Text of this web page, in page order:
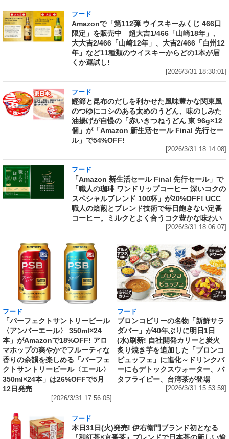
フード
Amazonで「第112弾 ウイスキーみくじ 466口
限定」を販売中 超大吉1/466「山崎18年」、
大大吉2/466「山崎12年」、大吉2/466「白州12
年」など11種類のウイスキーからどの1本が届
くか運試し!
[2026/3/31 18:30:01]
フード
鰹節と昆布のだしを利かせた風味豊かな関東風
のつゆにコシのある太めのうどん、味のしみた
油揚げが自慢の「赤いきつねうどん 東 96g×12
個」が「Amazon 新生活セール Final 先行セー
ル」で54%OFF!
[2026/3/31 18:14:08]
フード
「Amazon 新生活セール Final 先行セール」で
「職人の珈琲 ワンドリップコーヒー 深いコクの
スペシャルブレンド 100杯」が20%OFF! UCC
職人の焙煎とブレンド技術で毎日飽きない定番
コーヒー。ミルクとよく合うコク豊かな味わい
[2026/3/31 18:06:07]
フード
「パーフェクトサントリービール
〈アンバーエール〉 350ml×24
本」がAmazonで18%OFF! アロ
マホップの爽やかでフルーティな
香りの余韻を楽しめる「パーフェ
クトサントリービール〈エール〉
350ml×24本」は26%OFFで5月
12日発売
[2026/3/31 17:56:05]
フード
ブロンコビリーの名物「新鮮サラ
ダバー」が40年ぶりに明日1日
(水)刷新! 自社開発カリーと炭火
炙り焼き芋を追加した「ブロンコ
ビュッフェ」に進化～ドリンクバ
ーにもデトックスウォーター、バ
タフライピー、台湾茶が登場
[2026/3/31 15:53:59]
フード
本日31日(火)発売! 伊右衛門ブランド初となる